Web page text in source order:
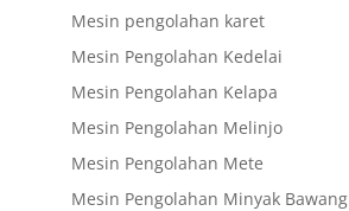
Mesin pengolahan karet
Mesin Pengolahan Kedelai
Mesin Pengolahan Kelapa
Mesin Pengolahan Melinjo
Mesin Pengolahan Mete
Mesin Pengolahan Minyak Bawang